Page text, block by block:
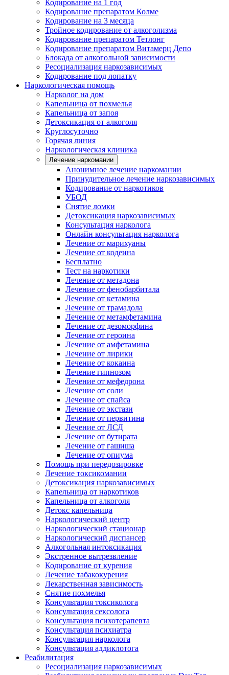
Кодирование на 1 год
Кодирование препаратом Колме
Кодирование на 3 месяца
Тройное кодирование от алкоголизма
Кодирование препаратом Тетлонг
Кодирование препаратом Витамерц Депо
Блокада от алкогольной зависимости
Ресоциализация наркозависимых
Кодирование под лопатку
Наркологическая помощь
Нарколог на дом
Капельница от похмелья
Капельница от запоя
Детоксикация от алкоголя
Круглосуточно
Горячая линия
Наркологическая клиника
Лечение наркомании
Анонимное лечение наркомании
Принудительное лечение наркозависимых
Кодирование от наркотиков
УБОД
Снятие ломки
Детоксикация наркозависимых
Консультация нарколога
Онлайн консультация нарколога
Лечение от марихуаны
Лечение от кодеина
Бесплатно
Тест на наркотики
Лечение от метадона
Лечение от фенобарбитала
Лечение от кетамина
Лечение от трамадола
Лечение от метамфетамина
Лечение от дезоморфина
Лечение от героина
Лечение от амфетамина
Лечение от лирики
Лечение от кокаина
Лечение гипнозом
Лечение от мефедрона
Лечение от соли
Лечение от спайса
Лечение от экстази
Лечение от первитина
Лечение от ЛСД
Лечение от бутирата
Лечение от гашиша
Лечение от опиума
Помощь при передозировке
Лечение токсикомании
Детоксикация наркозависимых
Капельница от наркотиков
Капельница от алкоголя
Детокс капельница
Наркологический центр
Наркологический стационар
Наркологический диспансер
Алкогольная интоксикация
Экстренное вытрезвление
Кодирование от курения
Лечение табакокурения
Лекарственная зависимость
Снятие похмелья
Консультация токсиколога
Консультация сексолога
Консультация психотерапевта
Консультация психиатра
Консультация нарколога
Консультация аддиклотога
Реабилитация
Ресоциализация наркозависимых